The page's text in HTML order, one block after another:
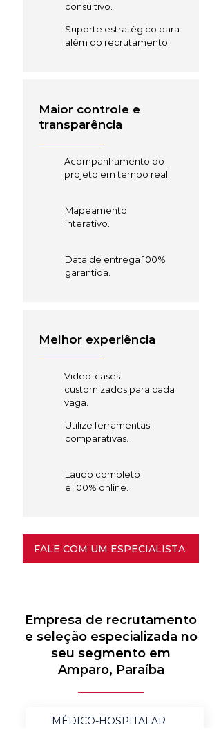
consultivo.
Suporte estratégico para
além do recrutamento.
Maior controle e
transparência
Acompanhamento do
projeto em tempo real.
Mapeamento
interativo.
Data de entrega 100%
garantida.
Melhor experiência
Video-cases
customizados para cada
vaga.
Utilize ferramentas
comparativas.
Laudo completo
e 100% online.
FALE COM UM ESPECIALISTA
Empresa de recrutamento
e seleção especializada no
seu segmento em
Amparo, Paraíba
MÉDICO-HOSPITALAR